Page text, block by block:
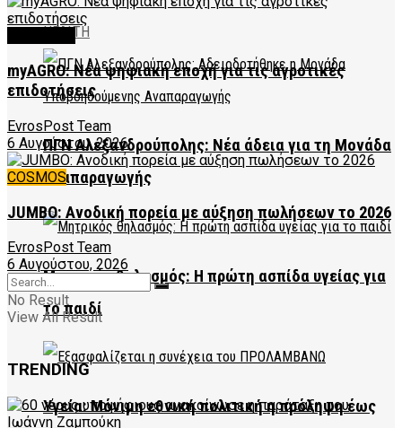
HEALTH
ΠΓΝ Αλεξανδρούπολης: Νέα άδεια για τη Μονάδα
Αναπαραγωγής
Μητρικός θηλασμός: Η πρώτη ασπίδα υγείας για
το παιδί
Υγεία: Μόνιμη εθνική πολιτική η πρόληψη έως
myAGRO: Νέα ψηφιακή εποχή για τις αγροτικές
επιδοτήσεις
EvrosPost Team
6 Αυγούστου, 2026
COSMOS
JUMBO: Ανοδική πορεία με αύξηση πωλήσεων το 2026
EvrosPost Team
6 Αυγούστου, 2026
No Result
View All Result
TRENDING